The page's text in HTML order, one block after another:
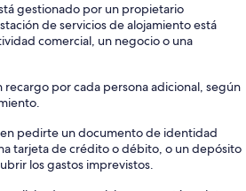
gestionado por un propietario
de servicios de alojamiento está
comercial, un negocio o una
recargo por cada persona adicional, según
pedirte un documento de identidad
tarjeta de crédito o débito, o un depósito
los gastos imprevistos.